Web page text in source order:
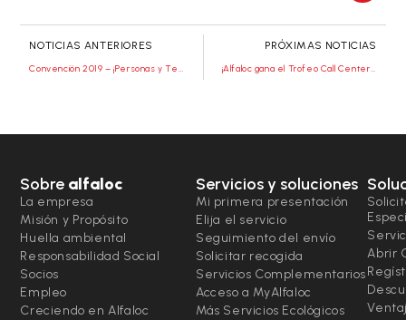
NOTICIAS ANTERIORES
Convención 2019 – ¡Personas y Tecnología!
PRÓXIMAS NOTICIAS
¡Alfaloc gana el Trofeo Call Center 2019!
Sobre alfaloc
La empresa
Misión y Propósito
Huella ambiental
Responsabilidad Social
Socios
Empleo
Creciendo en Alfaloc
Servicios y soluciones
Mi primera presentación
Elija el servicio
Seguimiento del envío
Solicitar recogida
Servicios Complementarios
Acceso a MyAlfaloc
Más Servicios Ecológicos
Abrir